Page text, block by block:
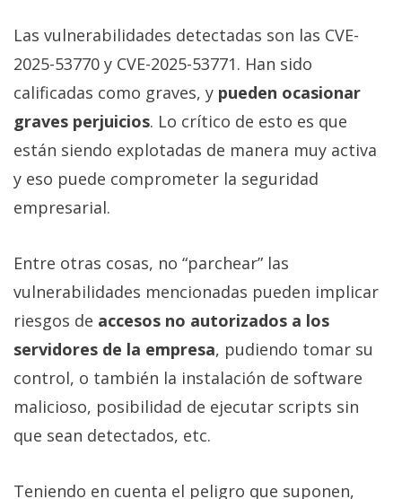
ordenadores,
informática,
videojuegos,
comparativas,
trucos y
tutoriales.
Informático
(CC) 2006-
2026. Algunos
reservados
Las vulnerabilidades detectadas son las CVE-
2025-53770 y CVE-2025-53771. Han sido
calificadas como graves, y pueden ocasionar
graves perjuicios. Lo crítico de esto es que
están siendo explotadas de manera muy activa
y eso puede comprometer la seguridad
empresarial.
Entre otras cosas, no “parchear” las
vulnerabilidades mencionadas pueden implicar
riesgos de accesos no autorizados a los
servidores de la empresa, pudiendo tomar su
control, o también la instalación de software
malicioso, posibilidad de ejecutar scripts sin
que sean detectados, etc.
Teniendo en cuenta el peligro que suponen,